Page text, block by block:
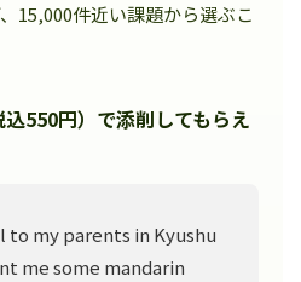
15,000件近い課題から選ぶこ
550円）で添削してもらえ
to my parents in Kyushu
me some mandarin